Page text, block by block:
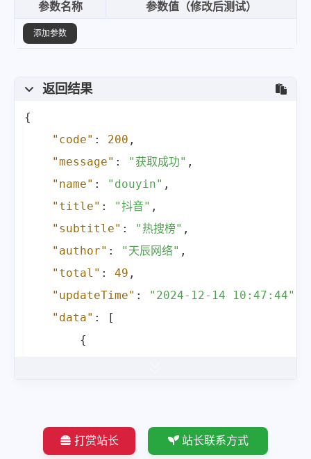
参数名称 参数值（修改后测试）
添加参数
返回结果
{
"code" : 200 ,
"message" : "获取成功" ,
"name" : "douyin" ,
"title" : "抖音" ,
"subtitle" : "热搜榜" ,
"author" : "天辰网络" ,
"total" : 49 ,
"updateTime" : "2024-12-14 10:47:44"
"data" :
[
{
"url"
: "https:\/\/
打赏站长 站长联系方式